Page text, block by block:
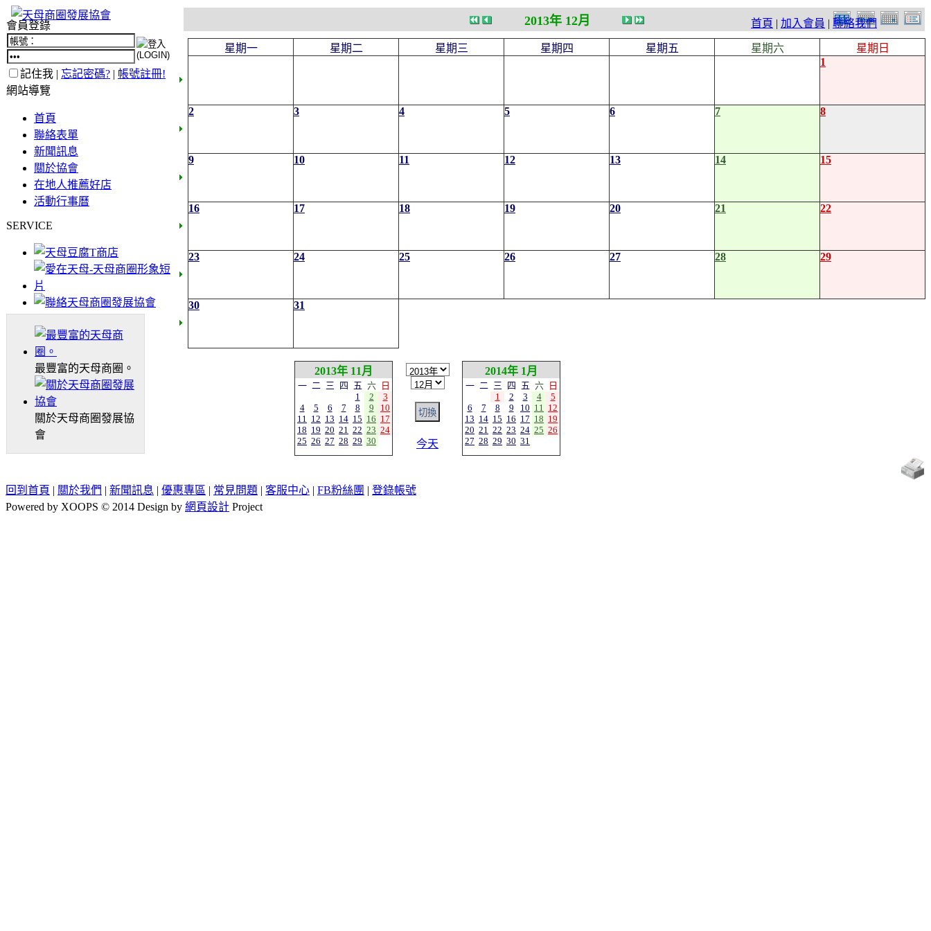
首頁 | 加入會員 | 聯絡我們
會員登錄
記住我 | 忘記密碼? | 帳號註冊!
網站導覽
首頁
聯絡表單
新聞訊息
關於協會
在地人推薦好店
活動行事曆
SERVICE
最豐富的天母商圈。
關於天母商圈發展協
會
2013年 12月
星期一 星期二 星期三 星期四 星期五 星期六
星期日
1
2 3 4 5 6 7 8
9 10 11 12 13 14 15
16 17 18 19 20 21 22
23 24 25 26 27 28 29
30 31
2013年 11月
一 二 三 四 五 六
日
1
2
3
4
5 6 7 8 9
10
11 12 13 14 15 16 17
18 19 20 21 22 23 24
25 26 27 28 29 30 今天
2014年 1月
一 二 三 四 五 六
日
1
2 3 4
5
6
7 8 9 10 11 12
13 14 15 16 17 18 19
20 21 22 23 24 25 26
27 28 29 30 31
回到首頁 | 關於我們 | 新聞訊息 | 優惠專區 | 常見問題 | 客服中心 | FB粉絲團 | 登錄帳號
Powered by XOOPS © 2014 Design by 網頁設計 Project